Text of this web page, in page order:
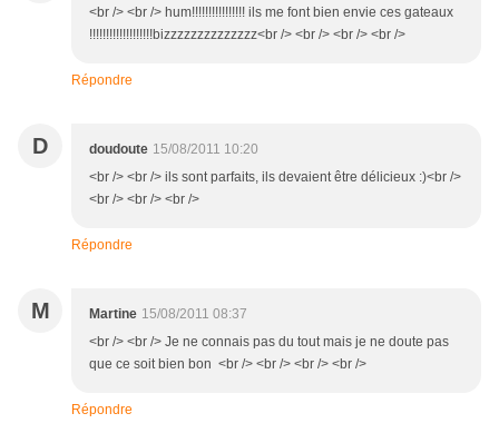
<br /> <br /> hum!!!!!!!!!!!!!!!! ils me font bien envie ces gateaux
!!!!!!!!!!!!!!!!!!!bizzzzzzzzzzzzzz<br /> <br /> <br /> <br />
Répondre
D doudoute 15/08/2011 10:20
<br /> <br /> ils sont parfaits, ils devaient être délicieux :)<br />
<br /> <br /> <br />
Répondre
M Martine 15/08/2011 08:37
<br /> <br /> Je ne connais pas du tout mais je ne doute pas
que ce soit bien bon <br /> <br /> <br /> <br />
Répondre